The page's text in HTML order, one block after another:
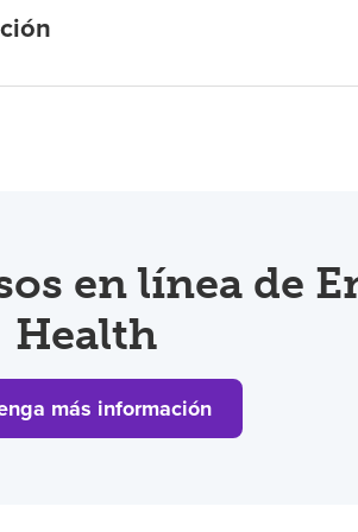
en línea de
Health
más información